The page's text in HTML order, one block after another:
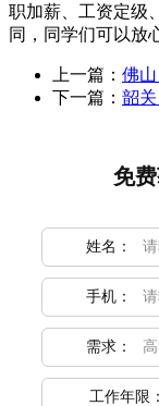
职加薪、工资定级
同，同学们可以放
上一篇： 佛
下一篇： 韶
免
姓名：
手机：
需求：
工作年限：